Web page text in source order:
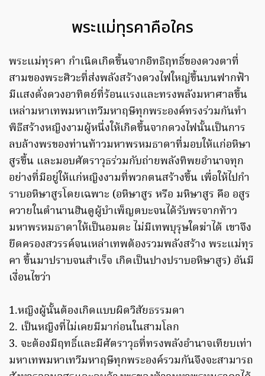
พระแม่ทุรคาคือใคร
พระแม่ทุรคา กำเนิดเกิดขึ้นจากอิทธิฤทธิ์ของดวงตาที่
สามของพระศิวะที่ส่งพลังสร้างดวงไฟใหญ่ขึ้นบนฟากฟ้า
มีแสงดั่งดวงอาทิตย์ที่ร้อนแรงและทรงพลังมหาศาลขึ้น
เหล่ามหาเทพมหาเทวีมหาฤษีทุกพระองค์ทรงร่วมกันทำ
พิธีสร้างหญิงงามผู้หนึ่งให้เกิดขึ้นจากดวงไฟนั้นเป็นการ
ลบล้างพรของท่านท้าวมหาพรหมธาดาที่มอบให้แก่อหิษา
สูรขึ้น และมอบศัตราวุธร่วมกับถ่ายพลังทิพยอำนาจทุก
อย่างที่มีอยู่ให้แก่หญิงงามที่พวกตนสร้างขึ้น เพื่อให้ไปกำ
ราบอหิษาสูรโดยเฉพาะ (อหิษาสูร หรือ มหิษาสูร คือ อสูร
ควายในตำนานฮินดูผู้บำเพ็ญตบะจนได้รับพรจากท้าว
มหาพรหมธาดาให้เป็นอมตะ ไม่มีเทพบุรุษใดฆ่าได้ เขาจึง
ยึดครองสวรรค์จนเหล่าเทพต้องรวมพลังสร้าง พระแม่ทุร
คา ขึ้นมาปราบจนสำเร็จ เกิดเป็นปางปราบอหิษาสูร) อันมี
เงื่อนไขว่า
1.หญิงผู้นั้นต้องเกิดแบบผิดวิสัยธรรมดา
2. เป็นหญิงที่ไม่เคยมีมาก่อนในสามโลก
3. จะต้องมีฤทธิ์และมีศัตราวุธที่ทรงพลังอำนาจเทียบเท่า
มหาเทพมหาเทวีมหาฤษีทุกพระองค์รวมกันจึงจะสามารถ